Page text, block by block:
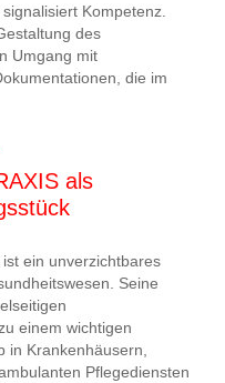
Kompetenz.
des
Umgang mit
die im
als
ist ein unverzichtbares
Seine
einem wichtigen
in Krankenhäusern,
Pflegediensten